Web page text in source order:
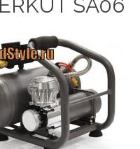
SA06